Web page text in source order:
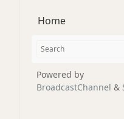
Home
Powered by
BroadcastChannel &